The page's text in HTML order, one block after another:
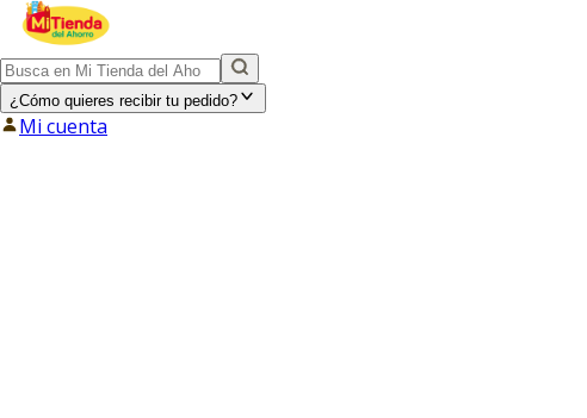
¿Cómo quieres recibir tu pedido?
Mi cuenta